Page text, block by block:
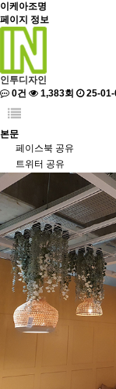
이케아조명
페이지 정보
인투디자인
0건
1,383회 25-01-
본문
페이스북 공유
트위터 공유